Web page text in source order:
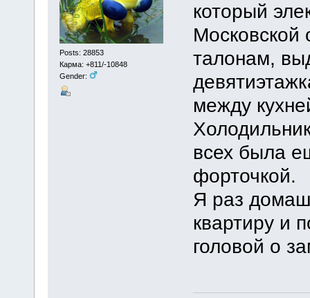
Posts: 28853
Карма: +811/-10848
Gender:
который
Московской
талонам,
между
всех была
форточкой.
Я раз
квартиру и
головой о